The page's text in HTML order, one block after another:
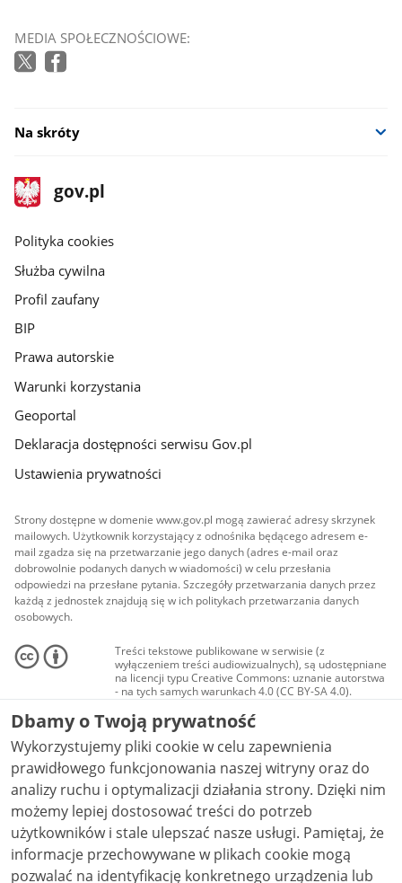
MEDIA SPOŁECZNOŚCIOWE:
Na skróty
stopka
gov.pl
Strona
gov.pl
gov.pl
Polityka cookies
Służba cywilna
Profil zaufany
BIP
Prawa autorskie
Warunki korzystania
Geoportal
Deklaracja dostępności serwisu Gov.pl
Ustawienia prywatności
Strony dostępne w domenie www.gov.pl mogą zawierać adresy skrzynek
mailowych. Użytkownik korzystający z odnośnika będącego adresem e-
mail zgadza się na przetwarzanie jego danych (adres e-mail oraz
dobrowolnie podanych danych w wiadomości) w celu przesłania
odpowiedzi na przesłane pytania. Szczegóły przetwarzania danych przez
każdą z jednostek znajdują się w ich politykach przetwarzania danych
osobowych.
Treści tekstowe publikowane w serwisie (z
wyłączeniem treści audiowizualnych), są udostępniane
na licencji typu Creative Commons: uznanie autorstwa
- na tych samych warunkach 4.0 (CC BY-SA 4.0).
Materiały audiowizualne, w tym zdjęcia, materiały
audio i wideo, są udostępniane na licencji typu
Creative Commons: uznanie autorstwa użycie
niekomercyjne - bez utworów zależnych 4.0 (CC BY-
NC-ND 4.0), o ile nie jest to stwierdzone inaczej.
Dbamy o Twoją prywatność
Wykorzystujemy pliki cookie w celu zapewnienia
prawidłowego funkcjonowania naszej witryny oraz do
analizy ruchu i optymalizacji działania strony. Dzięki nim
możemy lepiej dostosować treści do potrzeb
użytkowników i stale ulepszać nasze usługi. Pamiętaj, że
informacje przechowywane w plikach cookie mogą
pozwalać na identyfikację konkretnego urządzenia lub